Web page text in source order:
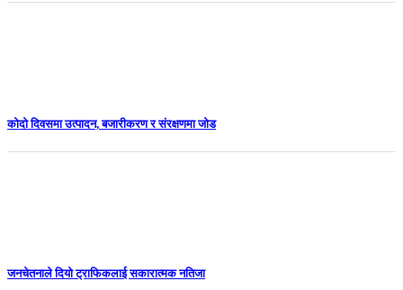
कोदो दिवसमा उत्पादन, बजारीकरण र संरक्षणमा जोड
जनचेतनाले दियो ट्राफिकलाई सकारात्मक नतिजा